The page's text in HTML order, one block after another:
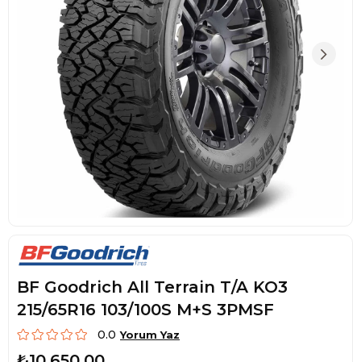
BF Goodrich All Terrain T/A KO3
215/65R16 103/100S M+S 3PMSF
0.0 Yorum Yaz